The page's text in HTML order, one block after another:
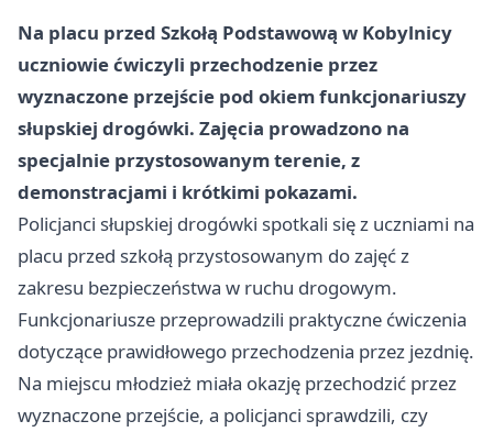
Na placu przed Szkołą Podstawową w Kobylnicy
uczniowie ćwiczyli przechodzenie przez
wyznaczone przejście pod okiem funkcjonariuszy
słupskiej drogówki. Zajęcia prowadzono na
specjalnie przystosowanym terenie, z
demonstracjami i krótkimi pokazami.
Policjanci słupskiej drogówki spotkali się z uczniami na
placu przed szkołą przystosowanym do zajęć z
zakresu bezpieczeństwa w ruchu drogowym.
Funkcjonariusze przeprowadzili praktyczne ćwiczenia
dotyczące prawidłowego przechodzenia przez jezdnię.
Na miejscu młodzież miała okazję przechodzić przez
wyznaczone przejście, a policjanci sprawdzili, czy